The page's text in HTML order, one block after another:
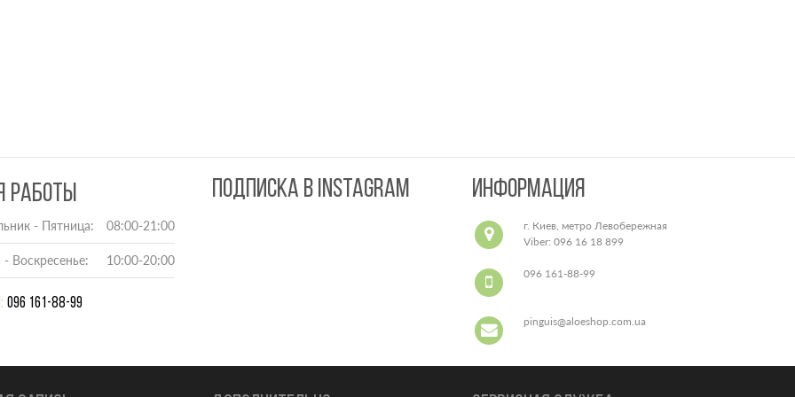
РАБОТЫ
- Пятница: 08:00-21:00
Воскресенье: 10:00-20:00
096 161-88-99
ПОДПИСКА В INSTAGRAM ИНФОРМАЦИЯ
г. Киев, метро Левобережная
Viber: 096 16 18 899
096 161-88-99
pinguis@aloeshop.com.ua